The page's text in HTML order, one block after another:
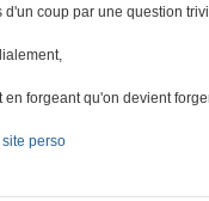
d'un coup par une question
en forgeant qu'on devient
site perso